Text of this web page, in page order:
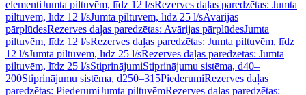
elementiJumta piltuvēm, līdz 12 l/sRezerves daļas paredzētas: Jumta
piltuvēm, līdz 12 l/sJumta piltuvēm, līdz 25 l/sAvārijas
pārplūdesRezerves daļas paredzētas: Avārijas pārplūdesJumta
piltuvēm, līdz 12 l/sRezerves daļas paredzētas: Jumta piltuvēm, līdz
12 l/sJumta piltuvēm, līdz 25 l/sRezerves daļas paredzētas: Jumta
piltuvēm, līdz 25 l/sStiprinājumiStiprinājumu sistēma, d40–
200Stiprinājumu sistēma, d250–315PiederumiRezerves daļas
paredzētas: PiederumiJumta piltuvēmRezerves daļas paredzētas: